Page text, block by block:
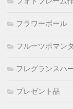
フラワーボール
フルーツポマン
フレグランスハ
プレゼント品